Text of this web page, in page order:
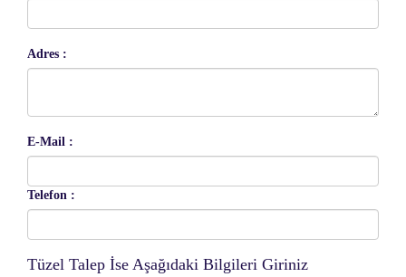
Adres :
E-Mail :
Telefon :
Tüzel Talep İse Aşağıdaki Bilgileri Giriniz